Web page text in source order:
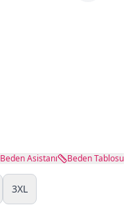
Beden Asistanı Beden Tablosu
3XL